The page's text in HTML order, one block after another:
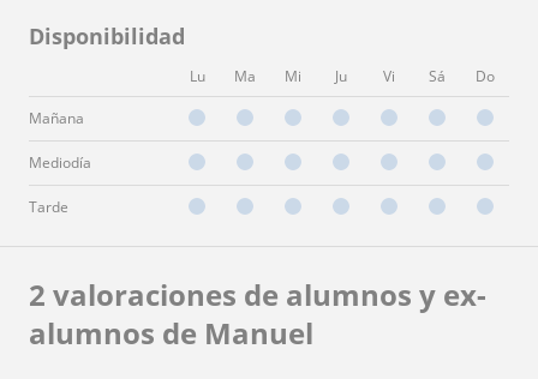
Disponibilidad
Lu Ma Mi Ju Vi Sá Do
Mañana
Mediodía
Tarde
2 valoraciones de alumnos y ex-
alumnos de Manuel